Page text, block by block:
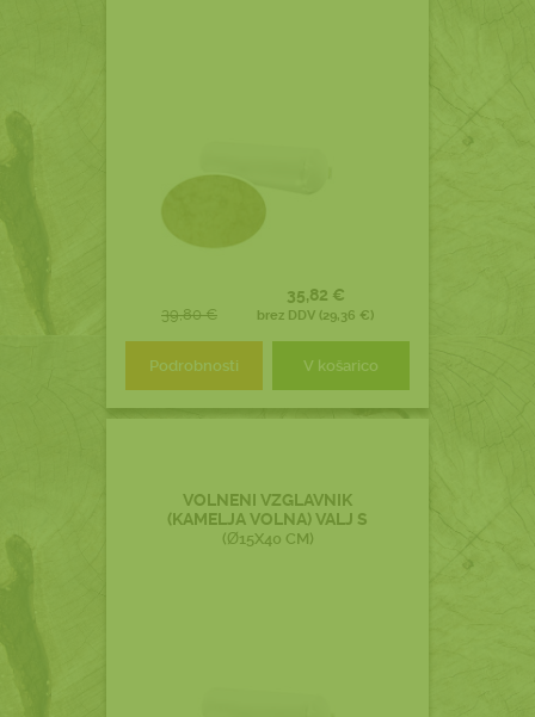
39,80 €
35,82 €
brez DDV (29,36 €)
Podrobnosti V košarico
VOLNENI VZGLAVNIK
(KAMELJA VOLNA) VALJ S
(Ø15X40 CM)